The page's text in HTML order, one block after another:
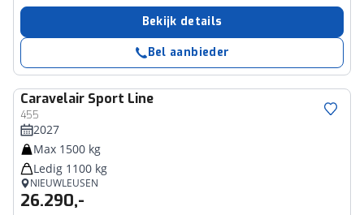
Bekijk details
Bel aanbieder
Caravelair Sport Line
455
2027
Max 1500 kg
Ledig 1100 kg
NIEUWLEUSEN
26.290,-